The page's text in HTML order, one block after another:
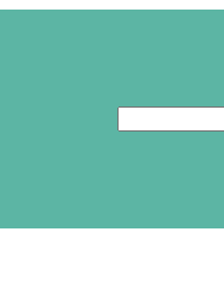
Rechercher